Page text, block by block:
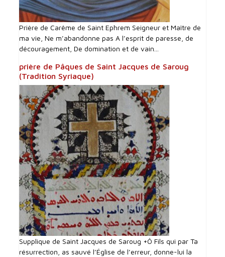
Prière de Carême de Saint Ephrem Seigneur et Maître de
ma vie, Ne m’abandonne pas A l’esprit de paresse, de
découragement, De domination et de vain...
prière de Pâques de Saint Jacques de Saroug
(Tradition Syriaque)
Supplique de Saint Jacques de Saroug +Ô Fils qui par Ta
résurrection, as sauvé l’Église de l’erreur, donne-lui la